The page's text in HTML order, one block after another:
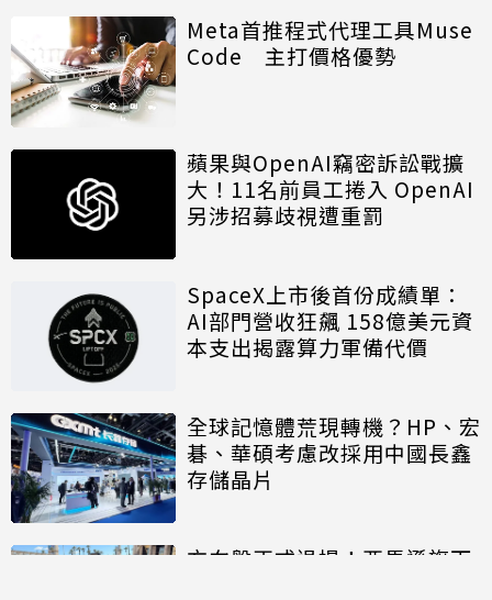
Meta首推程式代理工具Muse
Code 主打價格優勢
蘋果與OpenAI竊密訴訟戰擴
大！11名前員工捲入 OpenAI
另涉招募歧視遭重罰
SpaceX上市後首份成績單：
AI部門營收狂飆 158億美元資
本支出揭露算力軍備代價
全球記憶體荒現轉機？HP、宏
碁、華碩考慮改採用中國長鑫
存儲晶片
方向盤正式退場！亞馬遜旗下